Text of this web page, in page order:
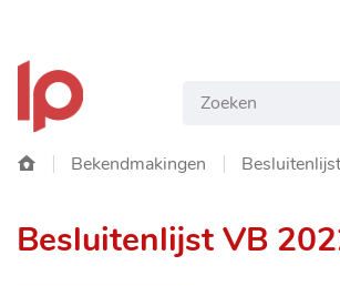
Gemeente
Langemark-
Poelkapelle
Wat
zoekt
Startpagina
Bekendmakingen
Besluitenlijst VB